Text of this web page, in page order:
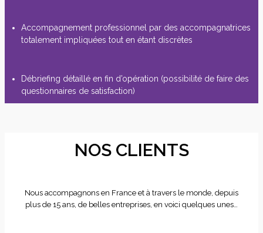
Accompagnement professionnel par des accompagnatrices
totalement impliquées tout en étant discrètes
Débriefing détaillé en fin d’opération (possibilité de faire des
questionnaires de satisfaction)
NOS CLIENTS
Nous accompagnons en France et à travers le monde, depuis
plus de 15 ans, de belles entreprises, en voici quelques unes…